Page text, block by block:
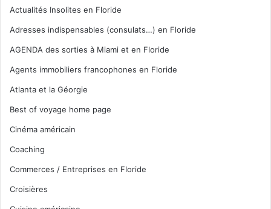
Actualités Insolites en Floride
Adresses indispensables (consulats…) en Floride
AGENDA des sorties à Miami et en Floride
Agents immobiliers francophones en Floride
Atlanta et la Géorgie
Best of voyage home page
Cinéma américain
Coaching
Commerces / Entreprises en Floride
Croisières